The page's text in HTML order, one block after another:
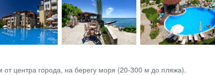
от центра города, на берегу моря (20-300 м до пляжа).